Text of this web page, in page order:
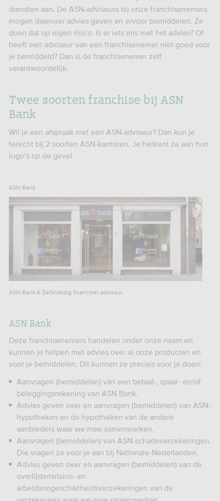
diensten aan. De ASN-adviseurs bij onze franchisenemers
mogen daarover advies geven en ervoor bemiddelen. Ze
doen dat op eigen risico. Is er iets mis met het advies? Of
heeft een adviseur van een franchisenemer niet goed voor
je bemiddeld? Dan is de franchisenemer zelf
verantwoordelijk.
Twee soorten franchise bij ASN
Bank
Wil je een afspraak met een ASN-adviseur? Dan kun je
terecht bij 2 soorten ASN-kantoren. Je herkent ze aan hun
logo’s op de gevel.
ASN Bank
ASN Bank & Zelfstandig financieel adviseur
ASN Bank
Deze franchisenemers handelen onder onze naam en
kunnen je helpen met advies over al onze producten en
voor je bemiddelen. Dit kunnen ze precies voor je doen:
Aanvragen (bemiddelen) van een betaal-, spaar- en/of
beleggingsrekening van ASN Bank.
Advies geven over en aanvragen (bemiddelen) van ASN-
hypotheken en de hypotheken van de andere
aanbieders waar we mee samenwerken.
Aanvragen (bemiddelen) van ASN-schadeverzekeringen.
Die vragen ze voor je aan bij Nationale-Nederlanden.
Advies geven over en aanvragen (bemiddelen) van de
overlijdensrisico- en
arbeidsongeschiktheidsverzekeringen van de